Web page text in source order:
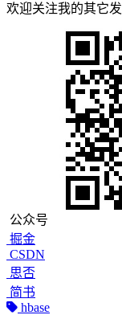
欢迎关注我的其它
公众号
掘金
CSDN
思否
简书
hbase